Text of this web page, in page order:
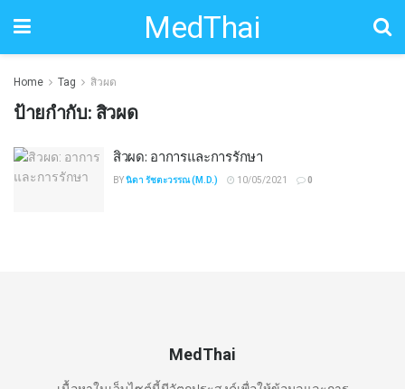
MedThai
Home Tag สิวผด
ป้ายกำกับ: สิวผด
สิวผด: อาการและการรักษา
BYนิดา รัชตะวรรณ (M.D.) 10/05/2021 0
MedThai